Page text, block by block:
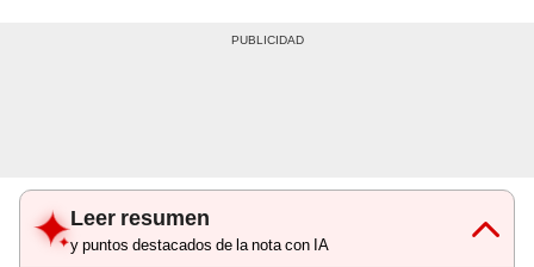
Leer resumen
y puntos destacados de la nota con IA